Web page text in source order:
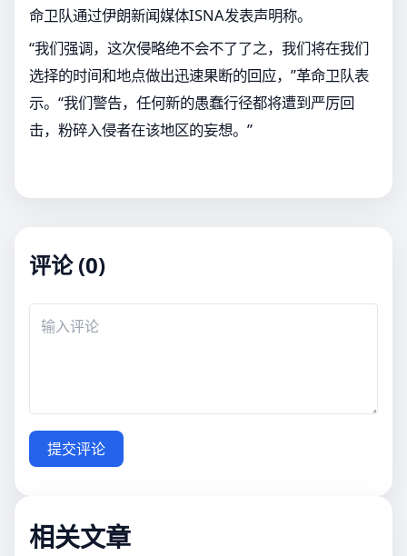
命卫队通过伊朗新闻媒体ISNA发表声明称。
“我们强调，这次侵略绝不会不了了之，我们将在我们
选择的时间和地点做出迅速果断的回应，”革命卫队表
示。“我们警告，任何新的愚蠢行径都将遭到严厉回
击，粉碎入侵者在该地区的妄想。”
评论 (0)
提交评论
相关文章